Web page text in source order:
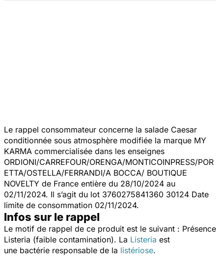
Le rappel consommateur concerne la salade Caesar
conditionnée sous atmosphère modifiée la marque MY
KARMA commercialisée dans les enseignes
ORDIONI/CARREFOUR/ORENGA/MONTICOINPRESS/POR
ETTA/OSTELLA/FERRANDI/A BOCCA/ BOUTIQUE
NOVELTY de France entière du 28/10/2024 au
02/11/2024. Il s’agit du lot 3760275841360 30124 Date
limite de consommation 02/11/2024.
Infos sur le rappel
Le motif de rappel de ce produit est le suivant : Présence
Listeria (faible contamination). La Listeria est
une bactérie responsable de la listériose.